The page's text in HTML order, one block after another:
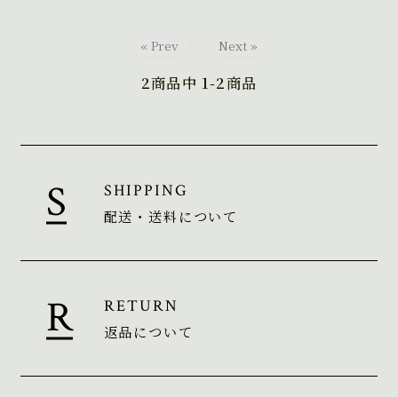
« Prev Next »
2商品中 1-2商品
SHIPPING
配送・送料について
RETURN
返品について